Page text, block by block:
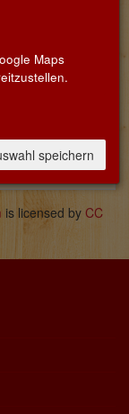
Julia
Molitor.
is licensed by CC
Maps
speichern